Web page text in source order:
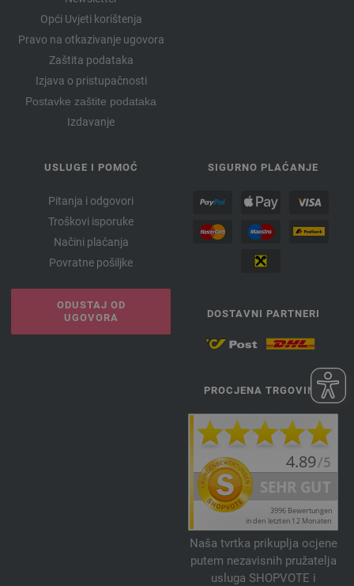
Opći Uvjeti korištenja
Pravo na otkazivanje ugovora
Zaštita podataka
Izjava o pristupačnosti
Postavke zaštite podataka
Izdavanje
USLUGE I POMOĆ
Pitanja i odgovori
Troškovi isporuke
Načini plaćanja
Povratne pošiljke
ODUSTAJ OD
UGOVORA
SIGURNO PLAĆANJE
DOSTAVNI PARTNERI
PROCJENA TRGOVINA
Naša tvrtka prikuplja ocjene
putem nezavisnih pružatelja
usluga SHOPVOTE i